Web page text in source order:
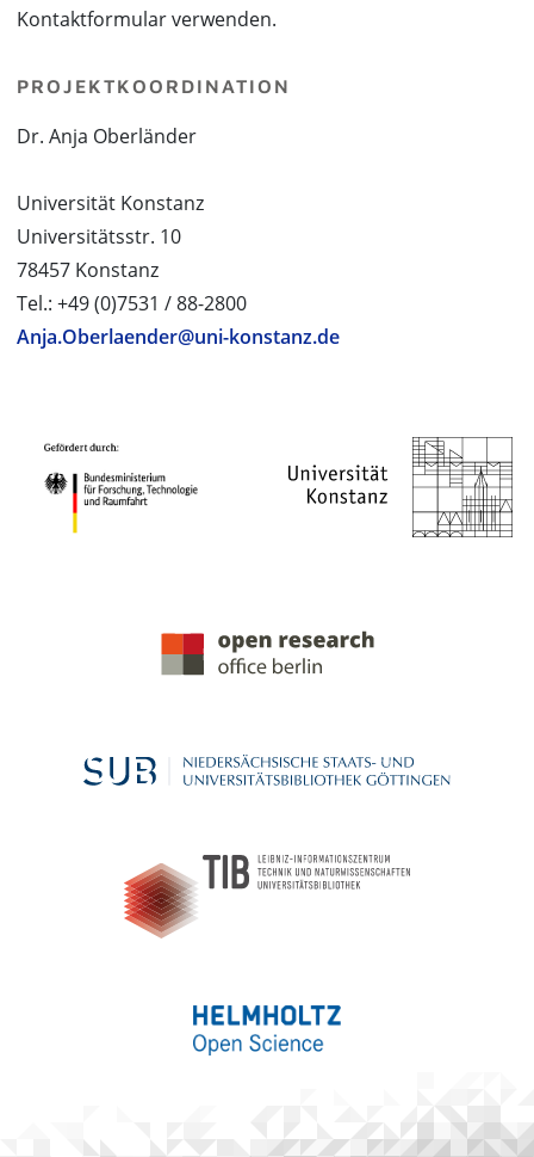
Kontaktformular verwenden.
PROJEKTKOORDINATION
Dr. Anja Oberländer
Universität Konstanz
Universitätsstr. 10
78457 Konstanz
Tel.: +49 (0)7531 / 88-2800
Anja.Oberlaender@uni-konstanz.de